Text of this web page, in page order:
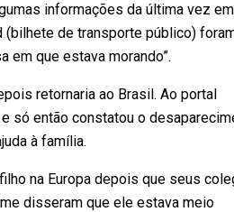
informações da última vez
(bilhete de transporte público)
em que estava morando”.
retornaria ao Brasil. Ao portal
só então constatou o
à família.
na Europa depois que seus
disseram que ele estava meio